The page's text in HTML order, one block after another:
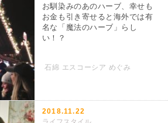
石綿 エスコーシア めぐみ
お馴染みのあのハーブ、幸せも
お金も引き寄せると海外では有
名な「魔法のハーブ」らし
い！？
2018.11.22